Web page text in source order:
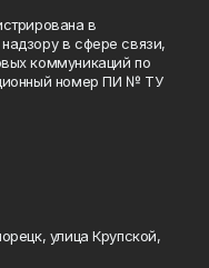
в
в сфере связи,
коммуникаций по
номер ПИ № ТУ
улица Крупской,